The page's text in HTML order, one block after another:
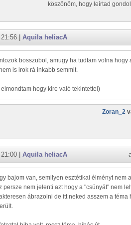
köszönöm, hogy leírtad
21:56 | Aquila heliacA
bosszubol, amugy ha tudtam volna hogy
is irok rá inkabb semmit.
hogy kire való tekintettel)
Zoran_2
21:00 | Aquila heliacA
bajom van, semilyen esztétikai élményt nem
persze nem jelenti azt hogy a "csúnyát" nem
ábrazolni de itt neked asszem a téma